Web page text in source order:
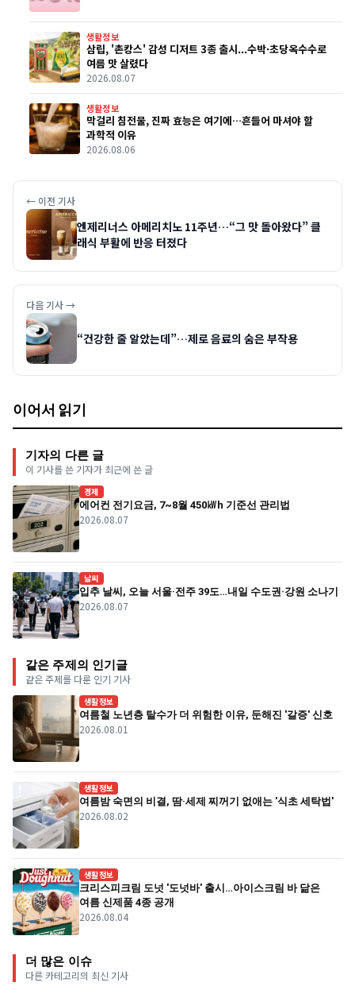
생활정보
삼립, '촌캉스' 감성 디저트 3종 출시...수박·초당옥수수로
여름 맛 살렸다
2026.08.07
생활정보
막걸리 침전물, 진짜 효능은 여기에…흔들어 마셔야 할
과학적 이유
2026.08.06
← 이전 기사
엔제리너스 아메리치노 11주년…“그 맛 돌아왔다” 클
래식 부활에 반응 터졌다
다음 기사 →
“건강한 줄 알았는데”…제로 음료의 숨은 부작용
이어서 읽기
기자의 다른 글
이 기사를 쓴 기자가 최근에 쓴 글
경제
에어컨 전기요금, 7~8월 450㎾h 기준선 관리법
2026.08.07
날씨
입추 날씨, 오늘 서울·전주 39도…내일 수도권·강원 소나기
2026.08.07
같은 주제의 인기글
같은 주제를 다룬 인기 기사
생활정보
여름철 노년층 탈수가 더 위험한 이유, 둔해진 '갈증' 신호
2026.08.01
생활정보
여름밤 숙면의 비결, 땀·세제 찌꺼기 없애는 '식초 세탁법'
2026.08.02
생활정보
크리스피크림 도넛 '도넛바' 출시…아이스크림 바 닮은
여름 신제품 4종 공개
2026.08.04
더 많은 이슈
다른 카테고리의 최신 기사